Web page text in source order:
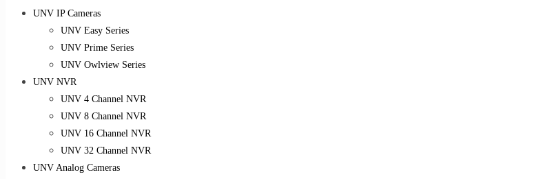
UNV IP Cameras
UNV Easy Series
UNV Prime Series
UNV Owlview Series
UNV NVR
UNV 4 Channel NVR
UNV 8 Channel NVR
UNV 16 Channel NVR
UNV 32 Channel NVR
UNV Analog Cameras